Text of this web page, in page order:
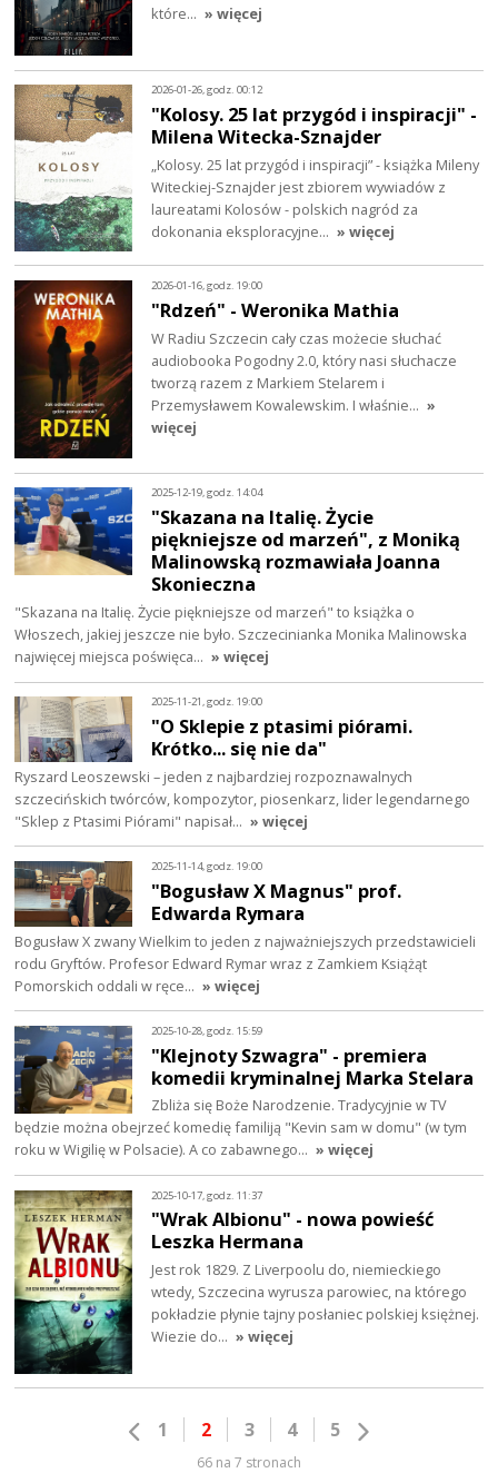
które… » więcej
2026-01-26, godz. 00:12
"Kolosy. 25 lat przygód i inspiracji" -
Milena Witecka-Sznajder
„Kolosy. 25 lat przygód i inspiracji” - książka Mileny
Witeckiej-Sznajder jest zbiorem wywiadów z
laureatami Kolosów - polskich nagród za
dokonania eksploracyjne… » więcej
2026-01-16, godz. 19:00
"Rdzeń" - Weronika Mathia
W Radiu Szczecin cały czas możecie słuchać
audiobooka Pogodny 2.0, który nasi słuchacze
tworzą razem z Markiem Stelarem i
Przemysławem Kowalewskim. I właśnie… »
więcej
2025-12-19, godz. 14:04
"Skazana na Italię. Życie
piękniejsze od marzeń", z Moniką
Malinowską rozmawiała Joanna
Skonieczna
"Skazana na Italię. Życie piękniejsze od marzeń" to książka o
Włoszech, jakiej jeszcze nie było. Szczecinianka Monika Malinowska
najwięcej miejsca poświęca… » więcej
2025-11-21, godz. 19:00
"O Sklepie z ptasimi piórami.
Krótko... się nie da"
Ryszard Leoszewski – jeden z najbardziej rozpoznawalnych
szczecińskich twórców, kompozytor, piosenkarz, lider legendarnego
"Sklep z Ptasimi Piórami" napisał… » więcej
2025-11-14, godz. 19:00
"Bogusław X Magnus" prof.
Edwarda Rymara
Bogusław X zwany Wielkim to jeden z najważniejszych przedstawicieli
rodu Gryftów. Profesor Edward Rymar wraz z Zamkiem Książąt
Pomorskich oddali w ręce… » więcej
2025-10-28, godz. 15:59
"Klejnoty Szwagra" - premiera
komedii kryminalnej Marka Stelara
Zbliża się Boże Narodzenie. Tradycyjnie w TV
będzie można obejrzeć komedię familiją "Kevin sam w domu" (w tym
roku w Wigilię w Polsacie). A co zabawnego… » więcej
2025-10-17, godz. 11:37
"Wrak Albionu" - nowa powieść
Leszka Hermana
Jest rok 1829. Z Liverpoolu do, niemieckiego
wtedy, Szczecina wyrusza parowiec, na którego
pokładzie płynie tajny posłaniec polskiej księżnej.
Wiezie do… » więcej
1 2 3 4 5
66 na 7 stronach